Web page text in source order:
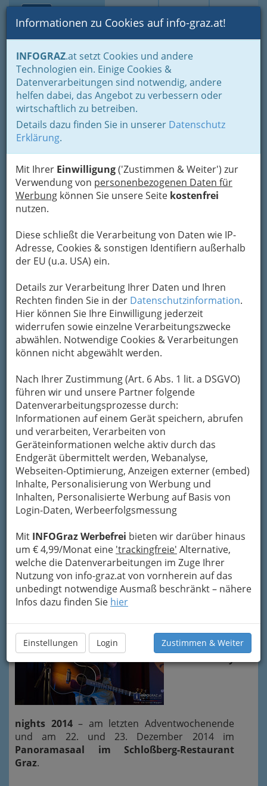
Suche Login Toggle
Informationen zu Cookies auf info-graz.at!
INFOGRAZ.at setzt Cookies und andere
Technologien ein. Einige Cookies &
Datenverarbeitungen sind notwendig, andere
helfen dabei, das Angebot zu verbessern oder
wirtschaftlich zu betreiben.
Details dazu finden Sie in unserer Datenschutz
Erklärung.
Mit Ihrer Einwilligung('Zustimmen & Weiter') zur
Verwendung von personenbezogenen Daten für
Werbung können Sie unsere Seite kostenfrei
nutzen.
Diese schließt die Verarbeitung von Daten wie IP-
Adresse, Cookies & sonstigen Identifiern außerhalb
der EU (u.a. USA) ein.
Details zur Verarbeitung Ihrer Daten und Ihren
Rechten finden Sie in der Datenschutzinformation.
Hier können Sie Ihre Einwilligung jederzeit
widerrufen sowie einzelne Verarbeitungszwecke
abwählen. Notwendige Cookies & Verarbeitungen
können nicht abgewählt werden.
Nach Ihrer Zustimmung (Art. 6 Abs. 1 lit. a DSGVO)
führen wir und unsere Partner folgende
Datenverarbeitungsprozesse durch:
Informationen auf einem Gerät speichern, abrufen
und verarbeiten, Verarbeiten von
Geräteinformationen welche aktiv durch das
Endgerät übermittelt werden, Webanalyse,
Webseiten-Optimierung, Anzeigen externer (embed)
Inhalte, Personalisierung von Werbung und
Inhalten, Personalisierte Werbung auf Basis von
Login-Daten, Werbeerfolgsmessung
Mit INFOGraz Werbefrei bieten wir darüber hinaus
um € 4,99/Monat eine 'trackingfreie' Alternative,
welche die Datenverarbeitungen im Zuge Ihrer
Nutzung von info-graz.at von vornherein auf das
unbedingt notwendige Ausmaß beschränkt – nähere
Infos dazu finden Sie hier
Einstellungen Login Zustimmen & Weiter
Home
Fotos
Jänner bis Dezember - nach Monaten und Halbjahren gruppiert
Dezember 2014
the souly nights 2014
LEO KYSèLA & friends - the souly nights 2014 am 21. Dezember
2014 - 001
Vergrößern
Previous
LEO KYSèLA & friends - the souly
nights 2014
21. Dezember 2014
nights 2014– am letzten Adventwochenende
und am 22. und 23. Dezember 2014 im
Panoramasaal im Schloßberg-Restaurant
Graz.